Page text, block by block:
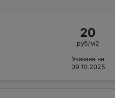
20
руб/м2
Указана на
09.10.2025